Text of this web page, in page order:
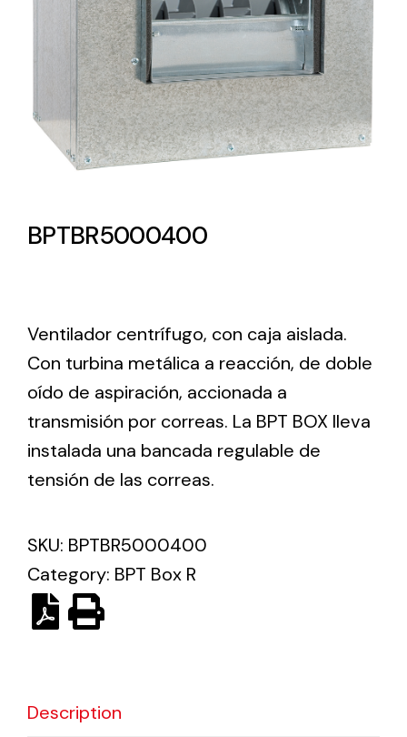
Lighting and Electrical
Equipment
Complete solutions in lighting and electrical
material for each project and need
ventilación industriales
Ventilation
different uses
Variedad de soluciones solares para todo tipo
BPTBR5000400
Ventilador centrífugo, con caja aislada.
Con turbina metálica a reacción, de doble
oído de aspiración, accionada a
transmisión por correas. La BPT BOX lleva
instalada una bancada regulable de
tensión de las correas.
SKU: BPTBR5000400
Category: BPT Box R
Description